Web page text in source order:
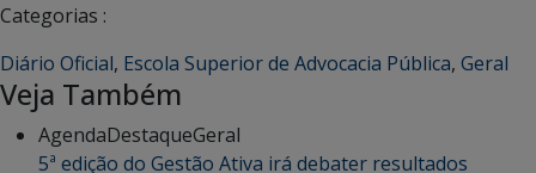
Categorias :
Diário Oficial, Escola Superior de Advocacia Pública, Geral
Veja Também
AgendaDestaqueGeral
5ª edição do Gestão Ativa irá debater resultados